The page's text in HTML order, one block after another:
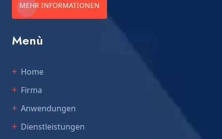
MEHR INFORMATIONEN
Menù
Home
Firma
Anwendungen
Dienstleistungen